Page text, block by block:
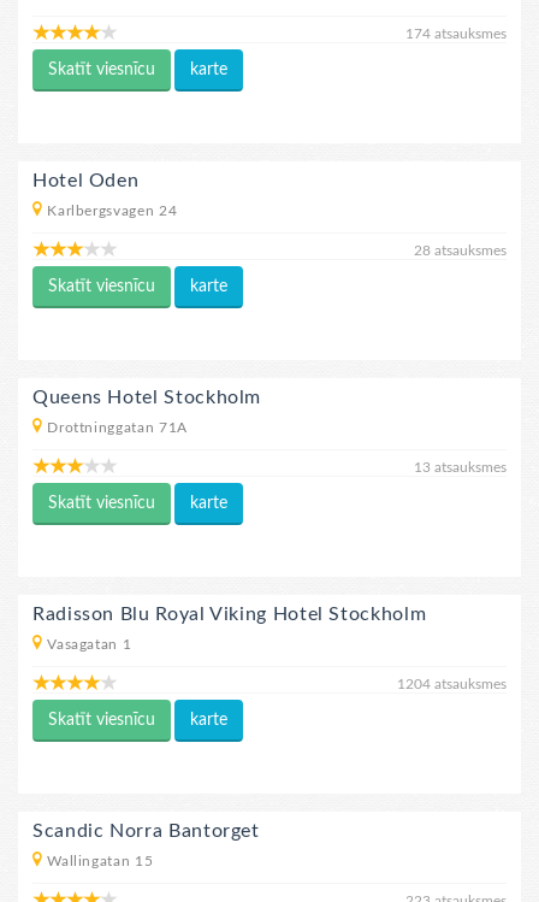
174 atsauksmes
Skatīt viesnīcu karte
Hotel Oden
Karlbergsvagen 24
28 atsauksmes
Skatīt viesnīcu karte
Queens Hotel Stockholm
Drottninggatan 71A
13 atsauksmes
Skatīt viesnīcu karte
Radisson Blu Royal Viking Hotel Stockholm
Vasagatan 1
1204 atsauksmes
Skatīt viesnīcu karte
Scandic Norra Bantorget
Wallingatan 15